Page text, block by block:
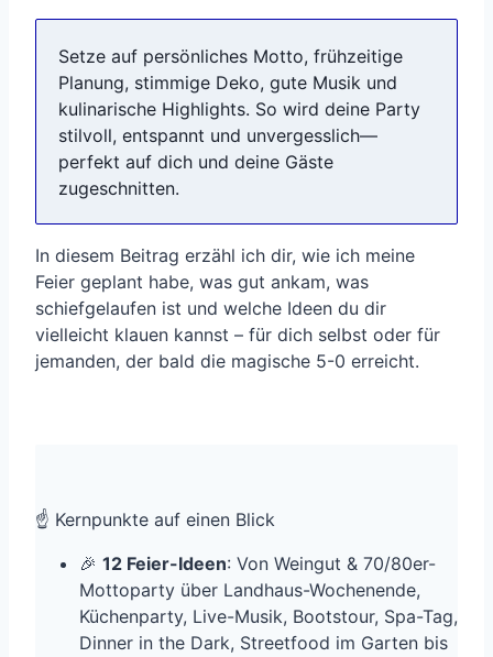
Setze auf persönliches Motto, frühzeitige
Planung, stimmige Deko, gute Musik und
kulinarische Highlights. So wird deine Party
stilvoll, entspannt und unvergesslich—
perfekt auf dich und deine Gäste
zugeschnitten.
In diesem Beitrag erzähl ich dir, wie ich meine
Feier geplant habe, was gut ankam, was
schiefgelaufen ist und welche Ideen du dir
vielleicht klauen kannst – für dich selbst oder für
jemanden, der bald die magische 5-0 erreicht.
☝️ Kernpunkte auf einen Blick
🎉 12 Feier-Ideen: Von Weingut & 70/80er-
Mottoparty über Landhaus-Wochenende,
Küchenparty, Live-Musik, Bootstour, Spa-Tag,
Dinner in the Dark, Streetfood im Garten bis